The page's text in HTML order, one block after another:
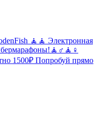
🧘🧘 Электронная
1500₽ Попробуй прямо